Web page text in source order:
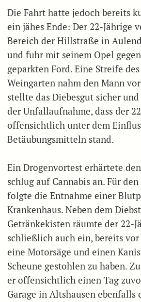
Die Fahrt hatte jedoch bereits
ein jähes Ende: Der 22-Jährige
Bereich der Hillstraße in
und fuhr mit seinem Opel
geparkten Ford. Eine Streife
Weingarten nahm den Mann
stellte das Diebesgut sicher
der Unfallaufnahme, dass der
offensichtlich unter dem
Betäubungsmitteln stand.
Ein Drogenvortest erhärtete
schlug auf Cannabis an. Für
folgte die Entnahme einer
Krankenhaus. Neben dem
Getränkekisten räumte der 22-
schließlich auch ein, bereits
eine Motorsäge und einen
Scheune gestohlen zu haben.
er offensichtlich einen Tag
Garage in Altshausen ebenfalls